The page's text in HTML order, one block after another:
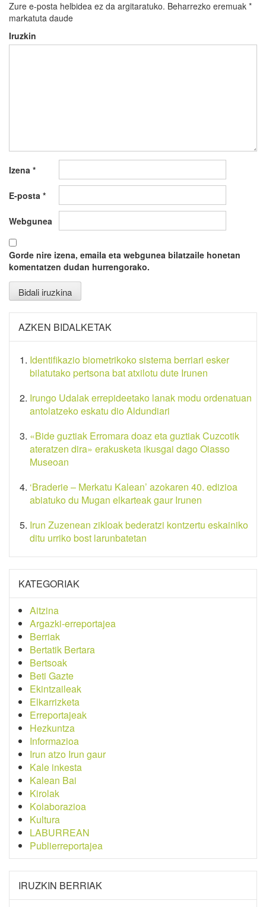
Zure e-posta helbidea ez da argitaratuko. Beharrezko eremuak *
markatuta daude
Iruzkin
Izena *
E-posta *
Webgunea
Gorde nire izena, emaila eta webgunea bilatzaile honetan
komentatzen dudan hurrengorako.
AZKEN BIDALKETAK
Identifikazio biometrikoko sistema berriari esker
bilatutako pertsona bat atxilotu dute Irunen
Irungo Udalak errepideetako lanak modu ordenatuan
antolatzeko eskatu dio Aldundiari
«Bide guztiak Erromara doaz eta guztiak Cuzcotik
ateratzen dira» erakusketa ikusgai dago Oiasso
Museoan
‘Braderie – Merkatu Kalean’ azokaren 40. edizioa
abiatuko du Mugan elkarteak gaur Irunen
Irun Zuzenean zikloak bederatzi kontzertu eskainiko
ditu urriko bost larunbatetan
KATEGORIAK
Aitzina
Argazki-erreportajea
Berriak
Bertatik Bertara
Bertsoak
Beti Gazte
Ekintzaileak
Elkarrizketa
Erreportajeak
Hezkuntza
Informazioa
Irun atzo Irun gaur
Kale inkesta
Kalean Bai
Kirolak
Kolaborazioa
Kultura
LABURREAN
Publierreportajea
IRUZKIN BERRIAK